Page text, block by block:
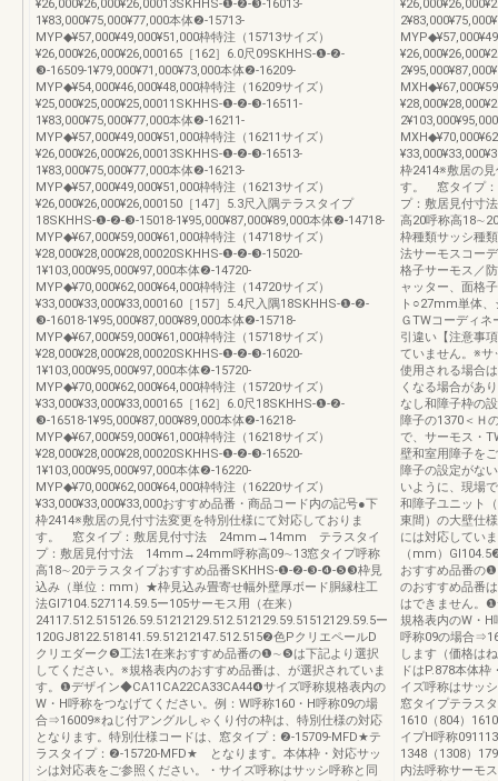
¥26,000¥26,000¥26,00013SKHHS-❶-❷-❸-16013-
1¥83,000¥75,000¥77,000本体❷-15713-
MYP◆¥57,000¥49,000¥51,000枠特注（15713サイズ）
¥26,000¥26,000¥26,000165［162］6.0尺09SKHHS-❶-❷-
❸-16509-1¥79,000¥71,000¥73,000本体❷-16209-
MYP◆¥54,000¥46,000¥48,000枠特注（16209サイズ）
¥25,000¥25,000¥25,00011SKHHS-❶-❷-❸-16511-
1¥83,000¥75,000¥77,000本体❷-16211-
MYP◆¥57,000¥49,000¥51,000枠特注（16211サイズ）
¥26,000¥26,000¥26,00013SKHHS-❶-❷-❸-16513-
1¥83,000¥75,000¥77,000本体❷-16213-
MYP◆¥57,000¥49,000¥51,000枠特注（16213サイズ）
¥26,000¥26,000¥26,000150［147］5.3尺入隅テラスタイプ
18SKHHS-❶-❷-❸-15018-1¥95,000¥87,000¥89,000本体❷-14718-
MYP◆¥67,000¥59,000¥61,000枠特注（14718サイズ）
¥28,000¥28,000¥28,00020SKHHS-❶-❷-❸-15020-
1¥103,000¥95,000¥97,000本体❷-14720-
MYP◆¥70,000¥62,000¥64,000枠特注（14720サイズ）
¥33,000¥33,000¥33,000160［157］5.4尺入隅18SKHHS-❶-❷-
❸-16018-1¥95,000¥87,000¥89,000本体❷-15718-
MYP◆¥67,000¥59,000¥61,000枠特注（15718サイズ）
¥28,000¥28,000¥28,00020SKHHS-❶-❷-❸-16020-
1¥103,000¥95,000¥97,000本体❷-15720-
MYP◆¥70,000¥62,000¥64,000枠特注（15720サイズ）
¥33,000¥33,000¥33,000165［162］6.0尺18SKHHS-❶-❷-
❸-16518-1¥95,000¥87,000¥89,000本体❷-16218-
MYP◆¥67,000¥59,000¥61,000枠特注（16218サイズ）
¥28,000¥28,000¥28,00020SKHHS-❶-❷-❸-16520-
1¥103,000¥95,000¥97,000本体❷-16220-
MYP◆¥70,000¥62,000¥64,000枠特注（16220サイズ）
¥33,000¥33,000¥33,000おすすめ品番・商品コード内の記号●下
枠2414※敷居の見付寸法変更を特別仕様にて対応しておりま
す。 窓タイプ：敷居見付寸法 24mm→14mm テラスタイ
プ：敷居見付寸法 14mm→24mm呼称高09∼13窓タイプ呼称
高18∼20テラスタイプおすすめ品番SKHHS-❶-❷-❸-❹-❺❸枠見
込み（単位：mm）★枠見込み畳寄せ幅外壁厚ボード胴縁柱工
法GI7104.527114.59.5ー105サーモス用（在来）
24117.512.515126.59.51212129.512.512129.59.51512129.59.5ー
120GJ8122.518141.59.51212147.512.515❷色PクリエペールD
クリエダーク❺工法1在来おすすめ品番の❶∼❺は下記より選択
してください。※規格表内のおすすめ品番は、が選択されていま
す。❶デザイン◆CA11CA22CA33CA44❹サイズ呼称規格表内の
W・H呼称をつなげてください。例：W呼称160・H呼称09の場
合⇒16009※ねじ付アングルしゃくり付の枠は、特別仕様の対応
となります。特別仕様コードは、窓タイプ：❷-15709-MFD★テ
ラスタイプ：❷-15720-MFD★ となります。本体枠・対応サッ
シは対応表をご参照ください。・サイズ呼称はサッシ呼称と同
枠2414※敷居の
す。 窓タイプ
プ：敷居見付寸
高20呼称高
枠種類サッシ種
法サーモスコー
格子サーモス／
ャッター、面格
ト○27mm単体
ＧTWコーディ
引違い【注意事
ていません。※サ
使用される場合
くなる場合があ
なし和障子枠の
障子の1370＜Ｈ
で、サーモス・
壁和室用障子を
障子の設定がな
いように、現場
和障子ユニット
東間）の大壁仕
には対応してい
（mm）
おすすめ品番の
のおすすめ品番
はできません。
規格表内のW・
呼称09の場合
します（価格は
ドはP.878本体
イズ呼称はサッ
窓タイプテラス
1610（804）
イプH呼称
1348（1308）
内法呼称サーモ